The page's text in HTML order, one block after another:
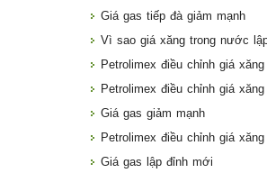
Giá gas tiếp đà giảm mạnh
Vì sao giá xăng trong nước
Petrolimex điều chỉnh giá
Petrolimex điều chỉnh giá
Giá gas giảm mạnh
Petrolimex điều chỉnh giá
Giá gas lập đỉnh mới